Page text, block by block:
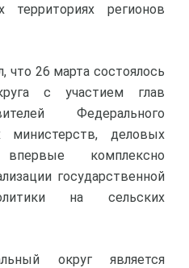
территориях регионов
что 26 марта состоялось
с участием глав
Федерального
министерств, деловых
комплексно
государственной
на сельских
округ является